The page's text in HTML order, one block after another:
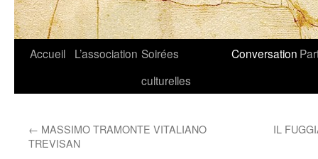
Aller
Accueil L’association Soirées
culturelles
Conversation
← MASSIMO TRAMONTE VITALIANO
TREVISAN
IL